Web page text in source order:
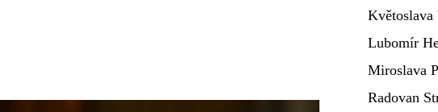
Květoslava
Lubomír
Miroslava
Radovan